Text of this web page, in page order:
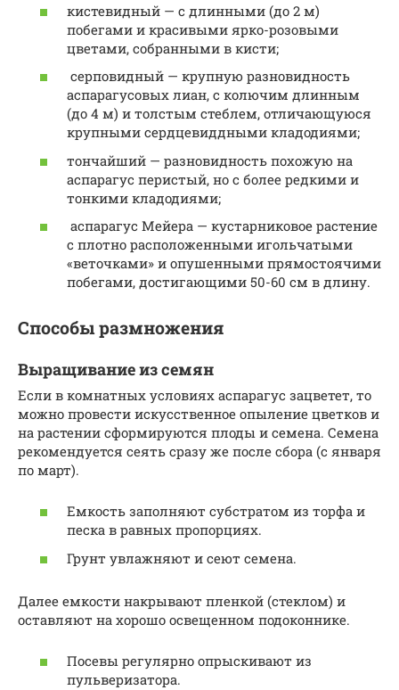
кистевидный — с длинными (до 2 м)
побегами и красивыми ярко-розовыми
цветами, собранными в кисти;
серповидный — крупную разновидность
аспарагусовых лиан, с колючим длинным
(до 4 м) и толстым стеблем, отличающуюся
крупными сердцевиддными кладодиями;
тончайший — разновидность похожую на
аспарагус перистый, но с более редкими и
тонкими кладодиями;
аспарагус Мейера — кустарниковое растение
с плотно расположенными игольчатыми
«веточками» и опушенными прямостоячими
побегами, достигающими 50-60 см в длину.
Способы размножения
Выращивание из семян
Если в комнатных условиях аспарагус зацветет, то
можно провести искусственное опыление цветков и
на растении сформируются плоды и семена. Семена
рекомендуется сеять сразу же после сбора (с января
по март).
Емкость заполняют субстратом из торфа и
песка в равных пропорциях.
Грунт увлажняют и сеют семена.
Далее емкости накрывают пленкой (стеклом) и
оставляют на хорошо освещенном подоконнике.
Посевы регулярно опрыскивают из
пульверизатора.